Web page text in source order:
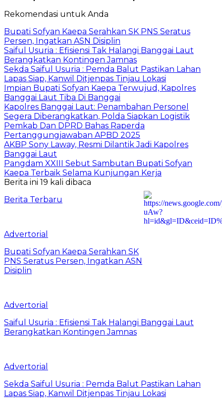
Rekomendasi untuk Anda
Bupati Sofyan Kaepa Serahkan SK PNS Seratus
Persen, Ingatkan ASN Disiplin
Saiful Usuria : Efisiensi Tak Halangi Banggai Laut
Berangkatkan Kontingen Jamnas
Sekda Saiful Usuria : Pemda Balut Pastikan Lahan
Lapas Siap, Kanwil Ditjenpas Tinjau Lokasi
Impian Bupati Sofyan Kaepa Terwujud, Kapolres
Banggai Laut Tiba Di Banggai
Kapolres Banggai Laut: Penambahan Personel
Segera Diberangkatkan, Polda Siapkan Logistik
Pemkab Dan DPRD Bahas Raperda
Pertanggungjawaban APBD 2025
AKBP Sony Laway, Resmi Dilantik Jadi Kapolres
Banggai Laut
Pangdam XXIII Sebut Sambutan Bupati Sofyan
Kaepa Terbaik Selama Kunjungan Kerja
Berita ini 19 kali dibaca
Berita Terbaru
Advertorial
Bupati Sofyan Kaepa Serahkan SK
PNS Seratus Persen, Ingatkan ASN
Disiplin
Advertorial
Saiful Usuria : Efisiensi Tak Halangi Banggai Laut
Berangkatkan Kontingen Jamnas
Advertorial
Sekda Saiful Usuria : Pemda Balut Pastikan Lahan
Lapas Siap, Kanwil Ditjenpas Tinjau Lokasi